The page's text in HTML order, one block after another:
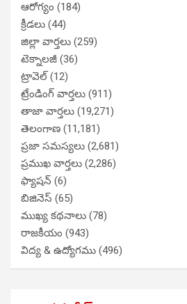
ఆరోగ్యం (184)
క్రీడలు (44)
జిల్లా వార్తలు (259)
టెక్నాలజీ (36)
ట్రావెల్(12)
ట్రేండింగ్ వార్తలు (911)
తాజా వార్తలు (19,271)
తెలంగాణ (11,181)
ప్రజా సమస్యలు (2,681)
ప్రముఖ వార్తలు (2,286)
ఫ్యాషన్ (6)
బిజినెస్ (65)
ముఖ్య కథనాలు (78)
రాజకీయం (943)
విద్య & ఉద్యోగము (496)